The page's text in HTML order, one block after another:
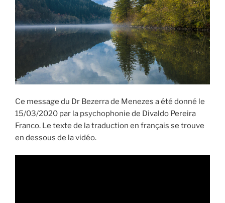
Ce message du Dr Bezerra de Menezes a été donné le
15/03/2020 par la psychophonie de Divaldo Pereira
Franco. Le texte de la traduction en français se trouve
en dessous de la vidéo.